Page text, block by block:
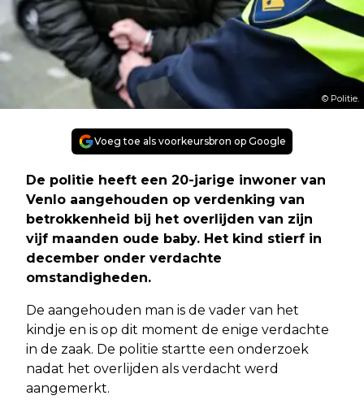
© Politie.
Voeg toe als voorkeursbron op Google
De politie heeft een 20-jarige inwoner van
Venlo aangehouden op verdenking van
betrokkenheid bij het overlijden van zijn
vijf maanden oude baby. Het kind stierf in
december onder verdachte
omstandigheden.
De aangehouden man is de vader van het
kindje en is op dit moment de enige verdachte
in de zaak. De politie startte een onderzoek
nadat het overlijden als verdacht werd
aangemerkt.